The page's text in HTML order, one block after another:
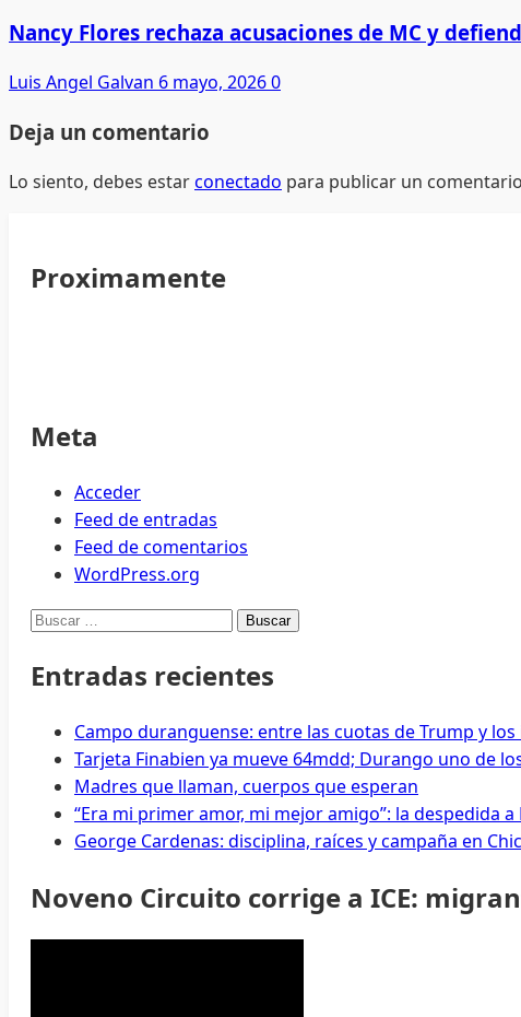
Nancy Flores rechaza acusaciones de MC y
Luis Angel Galvan 6 mayo, 20260
Deja un comentario
Lo siento, debes estarconectado para publicar un
Proximamente
Meta
Acceder
Feed de entradas
Feed de comentarios
WordPress.org
Buscar:
Entradas recientes
Campo duranguense: entre las cuotas de Trump y
Tarjeta Finabien ya mueve 64mdd; Durango uno de
Madres que llaman, cuerpos que esperan
“Era mi primer amor, mi mejor amigo”: la despedida
George Cardenas: disciplina, raíces y campaña en
Noveno Circuito corrige a ICE: